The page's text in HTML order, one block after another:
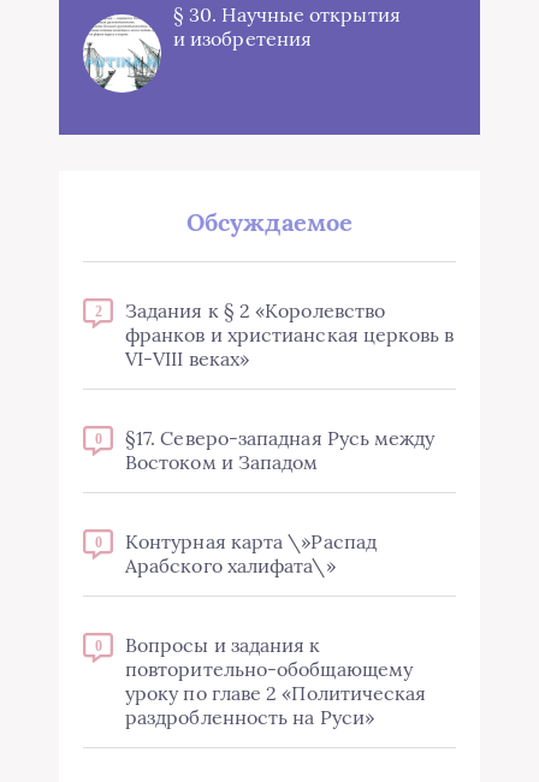
§ 30. Научные открытия
и изобретения
Обсуждаемое
2
Задания к § 2 «Королевство
франков и христианская церковь в
VI-VIII веках»
0
§17. Северо-западная Русь между
Востоком и Западом
0
Контурная карта \»Распад
Арабского халифата\»
0
Вопросы и задания к
повторительно-обобщающему
уроку по главе 2 «Политическая
раздробленность на Руси»